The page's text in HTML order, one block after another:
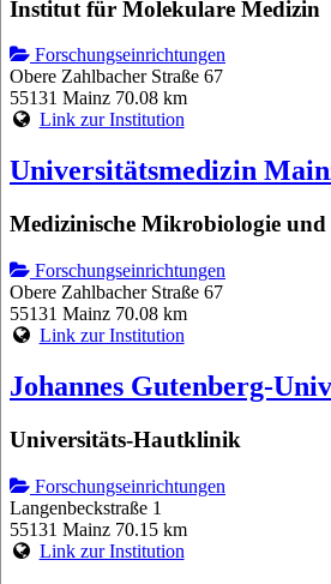
Institut für Molekulare Medizin
Forschungseinrichtungen
Obere Zahlbacher Straße 67
55131 Mainz 70.08 km
Link zur Institution
Universitätsmedizin
Medizinische Mikrobiologie und
Forschungseinrichtungen
Obere Zahlbacher Straße 67
55131 Mainz 70.08 km
Link zur Institution
Johannes Gutenberg-
Universitäts-Hautklinik
Forschungseinrichtungen
Langenbeckstraße 1
55131 Mainz 70.15 km
Link zur Institution